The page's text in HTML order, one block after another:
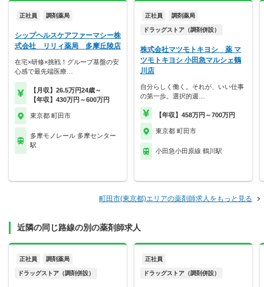
正社員 調剤薬局
シップヘルスケアファーマシー株
式会社 リリィ薬局 多摩丘陵店
在宅×研修×挑戦！グループ基盤の安
心感で最先端医療…
【月収】26.5万円24歳～
【年収】430万円～600万円
東京都 町田市
多摩モノレール 多摩センター
駅
正社員 調剤薬局
ドラッグストア（調剤併設）
株式会社マツモトキヨシ 薬 マ
ツモトキヨシ 小田急マルシェ鶴
川店
自分らしく働く。それが、いい仕事
の第一歩。選択的週…
【年収】458万円～700万円
東京都 町田市
小田急小田原線 鶴川駅
町田市(東京都)エリアの薬剤師求人をもっと見る
近隣の同じ路線の別の薬剤師求人
正社員 調剤薬局
ドラッグストア（調剤併設）
正社員
ドラッグストア（調剤併設）